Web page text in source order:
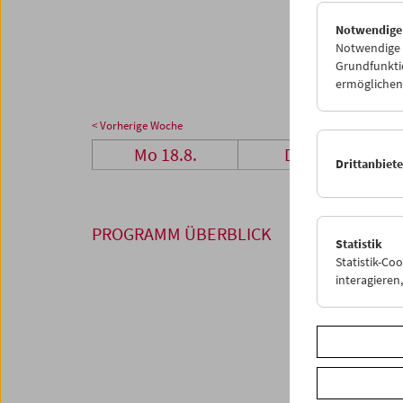
01
< Vorherige Woche
Mo 18.8. Di 19.8.
PROGRAMM ÜBERBLICK
Notwendige
Statistik
Statistik-